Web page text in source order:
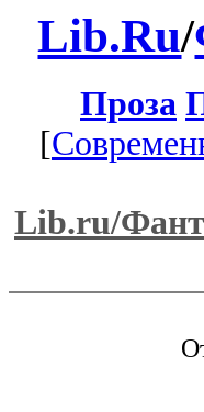
Lib.Ru/
Проза
[
Lib.ru/